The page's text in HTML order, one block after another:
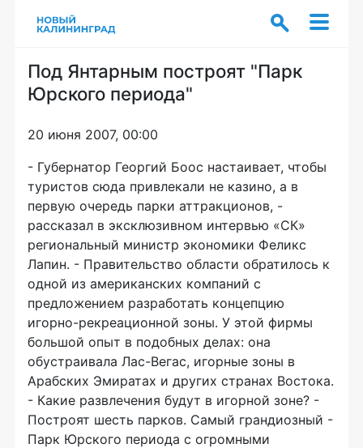
Под Янтарным построят "Парк
Юрского периода"
20 июня 2007, 00:00
- Губернатор Георгий Боос настаивает, чтобы
туристов сюда привлекали не казино, а в
первую очередь парки аттракционов, -
рассказал в эксклюзивном интервью «СК»
региональный министр экономики Феликс
Лапин. - Правительство области обратилось к
одной из американских компаний с
предложением разработать концепцию
игорно-рекреационной зоны. У этой фирмы
большой опыт в подобных делах: она
обустраивала Лас-Вегас, игорные зоны в
Арабских Эмиратах и других странах Востока.
- Какие развлечения будут в игорной зоне? -
Построят шесть парков. Самый грандиозный -
Парк Юрского периода с огромными